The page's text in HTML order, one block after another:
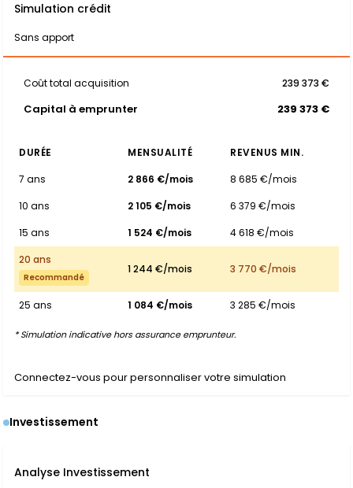
Simulation crédit
Sans apport
Coût total acquisition 239 373 €
Capital à emprunter 239 373 €
DURÉE MENSUALITÉ
REVENUS MIN.
7 ans
2 866 €/mois
8 685 €/mois
10 ans
2 105 €/mois
6 379 €/mois
15 ans
1 524 €/mois
4 618 €/mois
20 ans
Recommandé
1 244 €/mois 3 770 €/mois
25 ans 1 084 €/mois 3 285 €/mois
* Simulation indicative hors assurance emprunteur.
Connectez-vous pour personnaliser votre simulation
Investissement
Analyse Investissement